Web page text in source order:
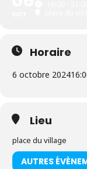
Horaire
6 octobre 2024
Lieu
place du village
AUTRES